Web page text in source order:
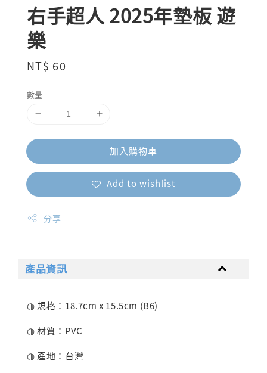
右手超人 2025年墊板 遊
樂
Regular
NT$ 60
數量
加入購物車
Add to wishlist
分享
產品資訊
◍ 規格：18.7cm x 15.5cm (B6)
◍ 材質：PVC
◍ 產地：台灣